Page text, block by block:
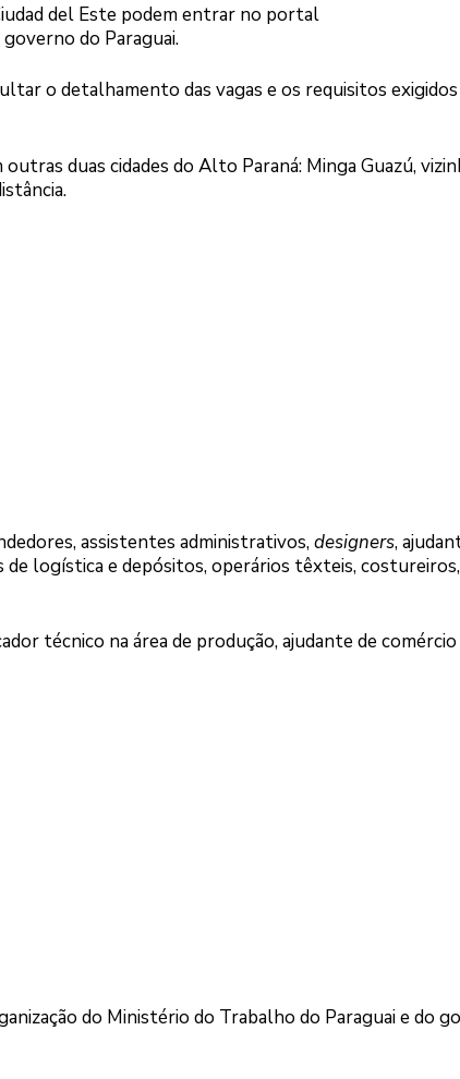
del Este podem entrar no portal
do Paraguai.
o detalhamento das vagas e os requisitos
duas cidades do Alto Paraná: Minga Guazú,
assistentes administrativos,designers,
de logística e depósitos, operários têxteis, costureiros,
técnico na área de produção, ajudante de comércio
do Ministério do Trabalho do Paraguai e do